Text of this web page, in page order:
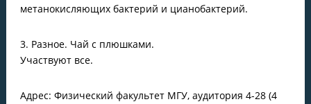
метанокисляющих бактерий и цианобактерий.
3. Разное. Чай с плюшками.
Участвуют все.
Адрес: Физический факультет МГУ, аудитория 4-28 (4